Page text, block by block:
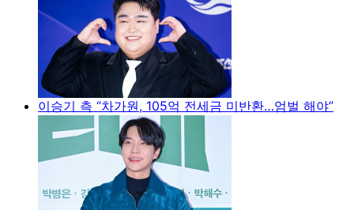
이승기 측 “차가원, 105억 전세금 미반환…엄벌 해야”